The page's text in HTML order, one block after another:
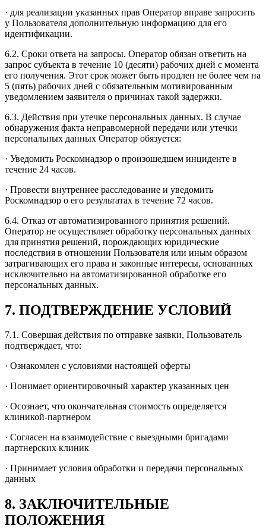
· для реализации указанных прав Оператор вправе запросить
у Пользователя дополнительную информацию для его
идентификации.
6.2. Сроки ответа на запросы. Оператор обязан ответить на
запрос субъекта в течение 10 (десяти) рабочих дней с момента
его получения. Этот срок может быть продлен не более чем на
5 (пять) рабочих дней с обязательным мотивированным
уведомлением заявителя о причинах такой задержки.
6.3. Действия при утечке персональных данных. В случае
обнаружения факта неправомерной передачи или утечки
персональных данных Оператор обязуется:
· Уведомить Роскомнадзор о произошедшем инциденте в
течение 24 часов.
· Провести внутреннее расследование и уведомить
Роскомнадзор о его результатах в течение 72 часов.
6.4. Отказ от автоматизированного принятия решений.
Оператор не осуществляет обработку персональных данных
для принятия решений, порождающих юридические
последствия в отношении Пользователя или иным образом
затрагивающих его права и законные интересы, основанных
исключительно на автоматизированной обработке его
персональных данных.
7. ПОДТВЕРЖДЕНИЕ УСЛОВИЙ
7.1. Совершая действия по отправке заявки, Пользователь
подтверждает, что:
· Ознакомлен с условиями настоящей оферты
· Понимает ориентировочный характер указанных цен
· Осознает, что окончательная стоимость определяется
клиникой-партнером
· Согласен на взаимодействие с выездными бригадами
партнерских клиник
· Принимает условия обработки и передачи персональных
данных
8. ЗАКЛЮЧИТЕЛЬНЫЕ
ПОЛОЖЕНИЯ